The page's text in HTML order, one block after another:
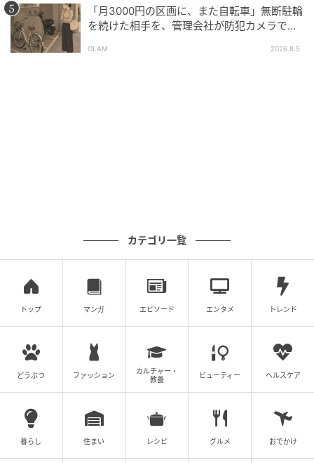
◇◇◇◇◇
すぐにすべてが解決するわけではありませんが、家族
ベビーカレンダー
私たち夫婦は、私56歳、夫70歳で、結婚して25年にな
ります。子どもはいません。私が38歳のときに子宮筋
腫が見つかり、それを機に健康上の課題が次々と現
「月3000円の区画に、また自転車」無断駐輪
を続けた相手を、管理会社が防犯カメラで特
GLAM 2026.8.5
カテゴリ一覧
トップ マンガ エピソード エンタメ トレンド
どうぶつ ファッション
カルチャー・
教養
ビューティー ヘルスケア
暮らし 住まい レシピ グルメ おでかけ